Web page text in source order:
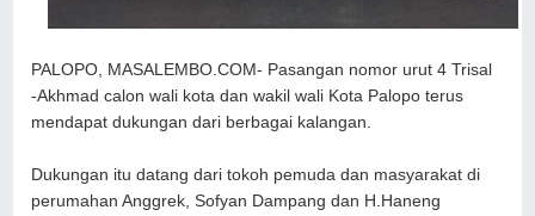
PALOPO, MASALEMBO.COM- Pasangan nomor urut 4 Trisal
-Akhmad calon wali kota dan wakil wali Kota Palopo terus
mendapat dukungan dari berbagai kalangan.
Dukungan itu datang dari tokoh pemuda dan masyarakat di
perumahan Anggrek, Sofyan Dampang dan H.Haneng